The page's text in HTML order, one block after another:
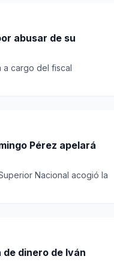
a cargo del fiscal
Pérez apelará
Nacional acogió la
dinero de Iván